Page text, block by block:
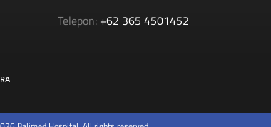
Telepon: +62 365 4501452